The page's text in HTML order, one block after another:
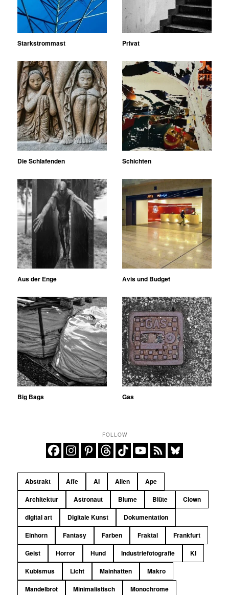
Starkstrommast Privat
Die Schlafenden Schichten
Aus der Enge Avis und Budget
Big Bags Gas
FOLLOW
Abstrakt Affe AI Alien
Ape
Architektur
Astronaut Blume Blüte
Clown
digital art
Digitale Kunst
Dokumentation
Einhorn
Fantasy Farben Fraktal
Frankfurt
Geist
Horror Hund Industriefotografie
KI
Kubismus
Licht Mainhatten
Makro
Mandelbrot
Minimalistisch Monochrome